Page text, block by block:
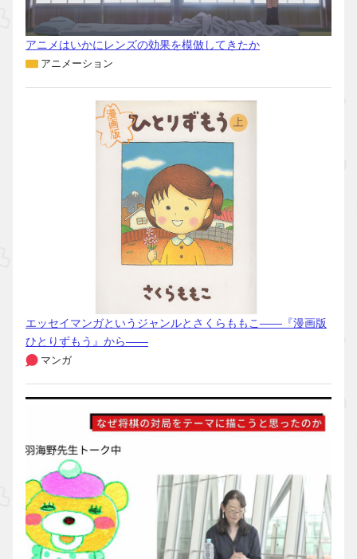
アニメはいかにレンズの効果を模倣してきたか
アニメーション
エッセイマンガというジャンルとさくらももこ――『漫画版
ひとりずもう』から――
マンガ